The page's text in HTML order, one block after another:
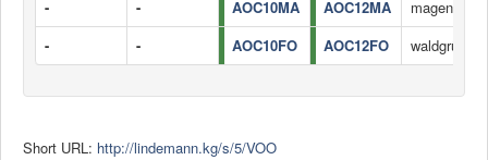
-
- AOC10MA AOC12MA
magenta
-
- AOC10FO AOC12FO waldgrün
Short URL: http://lindemann.kg/s/5/VOO